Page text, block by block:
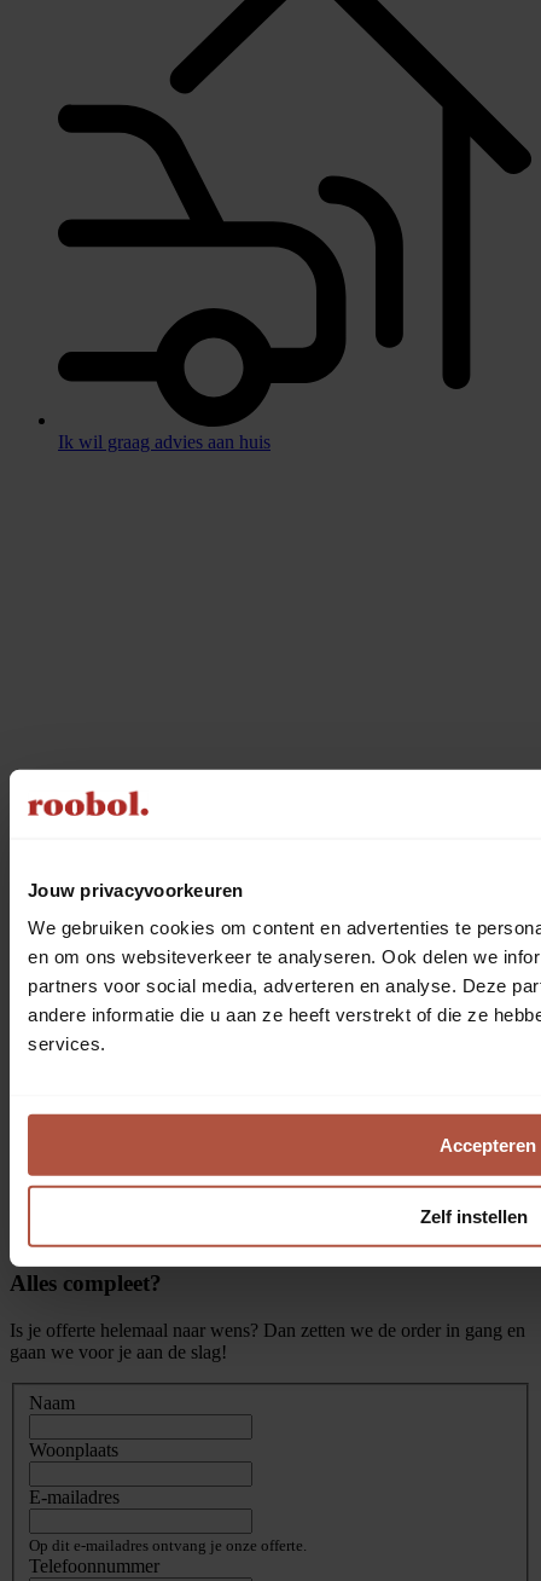
Jouw privacyvoorkeuren
We gebruiken cookies om content en advertenties te
en om ons websiteverkeer te analyseren. Ook delen we
partners voor social media, adverteren en analyse. Deze
andere informatie die u aan ze heeft verstrekt of die ze
services.
Accepteren
Zelf instellen
Ik wil graag advies aan huis
Gratis en vrijblijvend offerte aanvragen
Telefonisch contact
Na je aanvraag belt een van onze adviseurs je op om al je wensen
voor je raamdecoratie te bespreken, zodat we in één keer een
complete offerte kunnen opstellen.
Ontvang persoonlijke offerte
Ontvang binnen 3 tot 4 werkdagen je persoonlijk opgestelde offerte
in je mail.
Alles compleet?
Is je offerte helemaal naar wens? Dan zetten we de order in gang en
gaan we voor je aan de slag!
Naam
Woonplaats
E-mailadres
Op dit e-mailadres ontvang je onze offerte.
Telefoonnummer